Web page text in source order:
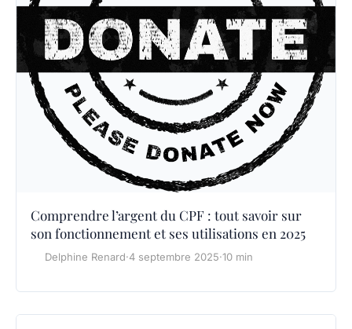
Comprendre l’argent du CPF : tout savoir sur
son fonctionnement et ses utilisations en 2025
Delphine Renard·4 septembre 2025·10 min